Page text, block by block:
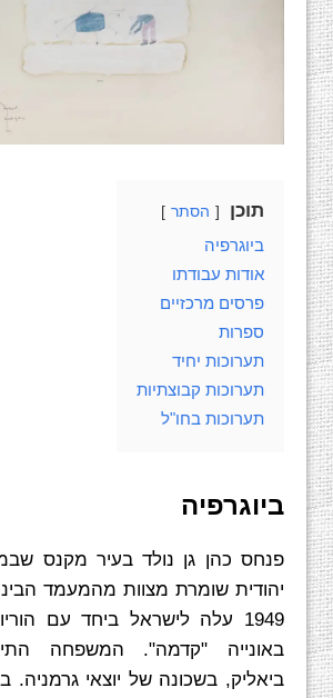
תוכן הסתר
ביוגרפיה
אודות עבודתו
פרסים מרכזיים
ספרות
תערוכות יחיד
תערוכות קבוצתיות
תערוכות בחו"ל
ביוגרפיה
פנחס כהן גן נולד בעיר מקנס
יהודית שומרת מצוות מהמעמד
1949 עלה לישראל ביחד עם
באונייה "קדמה". המשפחה
ביאליק, בשכונה של יוצאי גרמניה.